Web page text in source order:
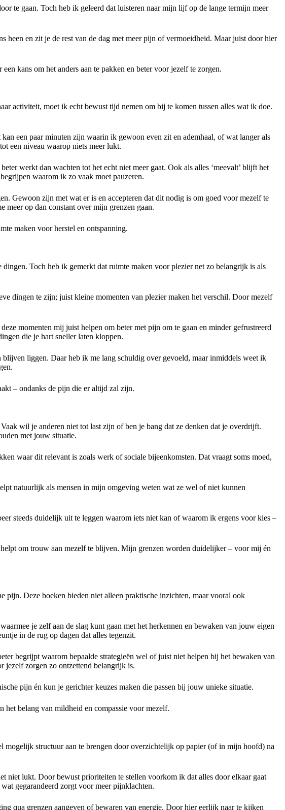
te gaan. Toch heb ik geleerd dat luisteren naar mijn lijf op de lange termijn meer
heen en zit je de rest van de dag met meer pijn of vermoeidheid. Maar juist door hier
kans om het anders aan te pakken en beter voor jezelf te zorgen.
activiteit, moet ik echt bewust tijd nemen om bij te komen tussen alles wat ik doe.
een paar minuten zijn waarin ik gewoon even zit en ademhaal, of wat langer als
een niveau waarop niets meer lukt.
werkt dan wachten tot het echt niet meer gaat. Ook als alles ‘meevalt’ blijft het
waarom ik zo vaak moet pauzeren.
Gewoon zijn met wat er is en accepteren dat dit nodig is om goed voor mezelf te
meer op dan constant over mijn grenzen gaan.
maken voor herstel en ontspanning.
Toch heb ik gemerkt dat ruimte maken voor plezier net zo belangrijk is als
dingen te zijn; juist kleine momenten van plezier maken het verschil. Door mezelf
momenten mij juist helpen om beter met pijn om te gaan en minder gefrustreerd
die je hart sneller laten kloppen.
liggen. Daar heb ik me lang schuldig over gevoeld, maar inmiddels weet ik
– ondanks de pijn die er altijd zal zijn.
wil je anderen niet tot last zijn of ben je bang dat ze denken dat je overdrijft.
met jouw situatie.
waar dit relevant is zoals werk of sociale bijeenkomsten. Dat vraagt soms moed,
natuurlijk als mensen in mijn omgeving weten wat ze wel of niet kunnen
steeds duidelijk uit te leggen waarom iets niet kan of waarom ik ergens voor kies –
om trouw aan mezelf te blijven. Mijn grenzen worden duidelijker – voor mij én
pijn. Deze boeken bieden niet alleen praktische inzichten, maar vooral ook
je zelf aan de slag kunt gaan met het herkennen en bewaken van jouw eigen
in de rug op dagen dat alles tegenzit.
begrijpt waarom bepaalde strategieën wel of juist niet helpen bij het bewaken van
jezelf zorgen zo ontzettend belangrijk is.
pijn én kun je gerichter keuzes maken die passen bij jouw unieke situatie.
belang van mildheid en compassie voor mezelf.
structuur aan te brengen door overzichtelijk op papier (of in mijn hoofd) na
niet lukt. Door bewust prioriteiten te stellen voorkom ik dat alles door elkaar gaat
gegarandeerd zorgt voor meer pijnklachten.
qua grenzen aangeven of bewaren van energie. Door hier eerlijk naar te kijken